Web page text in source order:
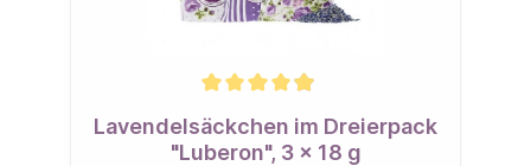
Lavendelsäckchen im Dreierpack
"Luberon", 3 x 18 g